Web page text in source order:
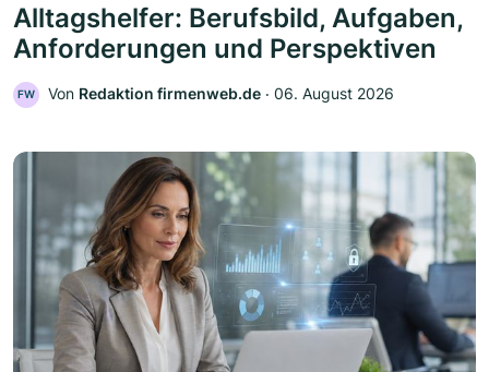
Alltagshelfer: Berufsbild, Aufgaben,
Anforderungen und Perspektiven
FW Von Redaktion firmenweb.de ‧ 06. August 2026